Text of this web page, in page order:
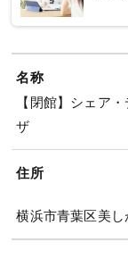
名称
【閉館】シェア
ザ
住所
横浜市青葉区美し